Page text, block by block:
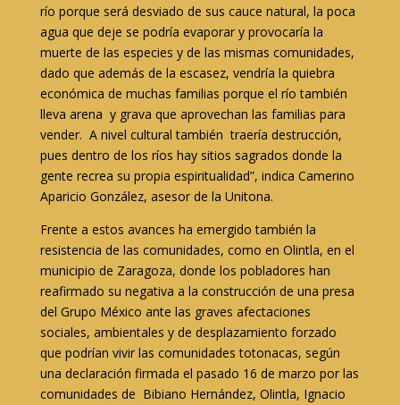
río porque será desviado de sus cauce natural, la poca
agua que deje se podría evaporar y provocaría la
muerte de las especies y de las mismas comunidades,
dado que además de la escasez, vendría la quiebra
económica de muchas familias porque el río también
lleva arena y grava que aprovechan las familias para
vender. A nivel cultural también traería destrucción,
pues dentro de los ríos hay sitios sagrados donde la
gente recrea su propia espiritualidad”, indica Camerino
Aparicio González, asesor de la Unitona.
Frente a estos avances ha emergido también la
resistencia de las comunidades, como en Olintla, en el
municipio de Zaragoza, donde los pobladores han
reafirmado su negativa a la construcción de una presa
del Grupo México ante las graves afectaciones
sociales, ambientales y de desplazamiento forzado
que podrían vivir las comunidades totonacas, según
una declaración firmada el pasado 16 de marzo por las
comunidades de Bibiano Hernández, Olintla, Ignacio